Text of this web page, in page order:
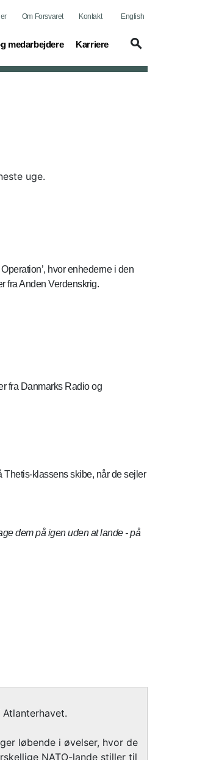
Om Forsvaret Kontakt English
medarbejdere Karriere
(current)
uge.
hvor enhederne i den
fra Anden Verdenskrig.
fra Danmarks Radio og
klassens skibe, når de sejler
dem på igen uden at lande - på
løbende i øvelser, hvor de
NATO-lande stiller til